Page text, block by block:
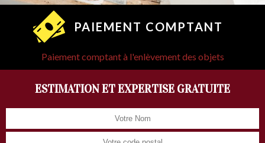
PAIEMENT COMPTANT
Paiement comptant à l'enlèvement des objets
ESTIMATION ET EXPERTISE GRATUITE